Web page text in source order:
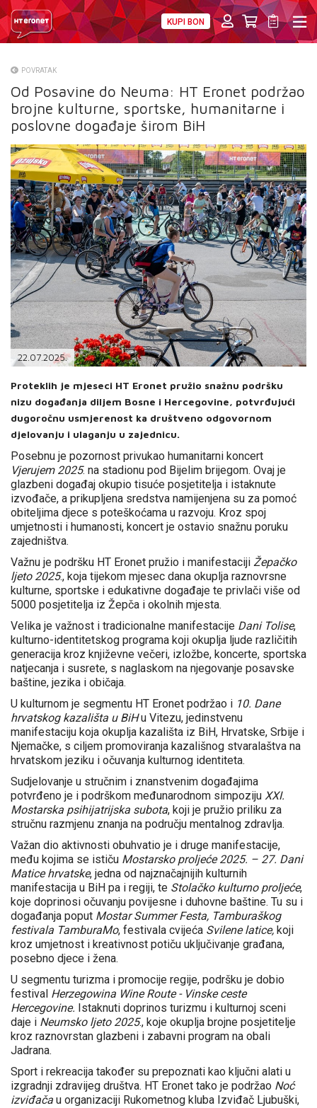
KUPI BON
O NAMA
PRESS
NATJEČAJI
VELEPRODAJA
KONTAKTI
MOJ PROFIL
E-RAČUN
PODRŠKA
TELEFONSKI IMENIK
POVRATAK
Od Posavine do Neuma: HT Eronet podržao
brojne kulturne, sportske, humanitarne i
poslovne događaje širom BiH
22.07.2025.
Proteklih je mjeseci HT Eronet pružio snažnu podršku
nizu događanja diljem Bosne i Hercegovine, potvrđujući
dugoročnu usmjerenost ka društveno odgovornom
djelovanju i ulaganju u zajednicu.
Posebnu je pozornost privukao humanitarni koncert
Vjerujem 2025. na stadionu pod Bijelim brijegom. Ovaj je
glazbeni događaj okupio tisuće posjetitelja i istaknute
izvođače, a prikupljena sredstva namijenjena su za pomoć
obiteljima djece s poteškoćama u razvoju. Kroz spoj
umjetnosti i humanosti, koncert je ostavio snažnu poruku
zajedništva.
Važnu je podršku HT Eronet pružio i manifestaciji Žepačko
ljeto 2025., koja tijekom mjesec dana okuplja raznovrsne
kulturne, sportske i edukativne događaje te privlači više od
5000 posjetitelja iz Žepča i okolnih mjesta.
Velika je važnost i tradicionalne manifestacije Dani Tolise,
kulturno-identitetskog programa koji okuplja ljude različitih
generacija kroz književne večeri, izložbe, koncerte, sportska
natjecanja i susrete, s naglaskom na njegovanje posavske
baštine, jezika i običaja.
U kulturnom je segmentu HT Eronet podržao i 10. Dane
hrvatskog kazališta u BiHu Vitezu, jedinstvenu
manifestaciju koja okuplja kazališta iz BiH, Hrvatske, Srbije i
Njemačke, s ciljem promoviranja kazališnog stvaralaštva na
hrvatskom jeziku i očuvanja kulturnog identiteta.
Sudjelovanje u stručnim i znanstvenim događajima
potvrđeno je i podrškom međunarodnom simpoziju XXI.
Mostarska psihijatrijska subota, koji je pružio priliku za
stručnu razmjenu znanja na području mentalnog zdravlja.
Važan dio aktivnosti obuhvatio je i druge manifestacije,
među kojima se ističu Mostarsko proljeće 2025. – 27. Dani
Matice hrvatske, jedna od najznačajnijih kulturnih
manifestacija u BiH pa i regiji, te Stolačko kulturno proljeće,
koje doprinosi očuvanju povijesne i duhovne baštine. Tu su i
događanja poput Mostar Summer Festa, Tamburaškog
festivala TamburaMo, festivala cvijeća Svilene latice, koji
kroz umjetnost i kreativnost potiču uključivanje građana,
posebno djece i žena.
U segmentu turizma i promocije regije, podršku je dobio
festival Herzegowina Wine Route - Vinske ceste
Hercegovine. Istaknuti doprinos turizmu i kulturnoj sceni
daje i Neumsko ljeto 2025., koje okuplja brojne posjetitelje
kroz raznovrstan glazbeni i zabavni program na obali
Jadrana.
Sport i rekreacija također su prepoznati kao ključni alati u
izgradnji zdravijeg društva. HT Eronet tako je podržao Noć
izviđača u organizaciji Rukometnog kluba Izviđač Ljubuški,